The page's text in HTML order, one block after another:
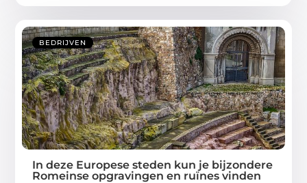
BEDRIJVEN
In deze Europese steden kun je bijzondere
Romeinse opgravingen en ruïnes vinden